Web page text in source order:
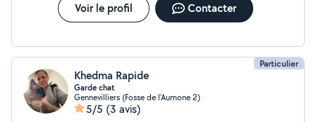
Voir le profil Contacter
Particulier
Khedma Rapide
Garde chat
Gennevilliers (Fosse de l'Aumone 2)
5/5 (3 avis)